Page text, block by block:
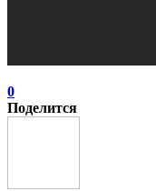
0
Поделится